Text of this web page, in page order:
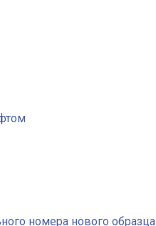
номера нового образца